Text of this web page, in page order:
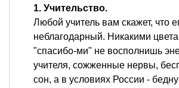
1. Учительство.
Любой учитель вам скажет, что
неблагодарный. Никакими
"спасибо-ми" не восполнишь
учителя, сожженные нервы,
сон, а в условиях России -